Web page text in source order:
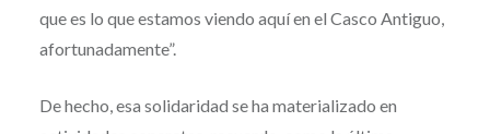
que es lo que estamos viendo aquí en el Casco Antiguo,
afortunadamente”.
De hecho, esa solidaridad se ha materializado en